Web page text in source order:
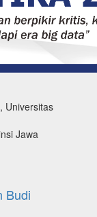
Universitas
Jawa
Budi